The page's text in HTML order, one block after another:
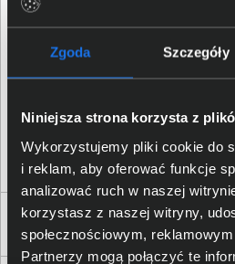
Zgoda Szczegóły
Niniejsza strona korzysta z
Wykorzystujemy pliki cookie do
i reklam, aby oferować funkcje
analizować ruch w naszej
korzystasz z naszej witryny,
społecznościowym,
Partnerzy mogą połączyć te
1501
Osoba odpowiedzialna za
HP
Produkty podobne